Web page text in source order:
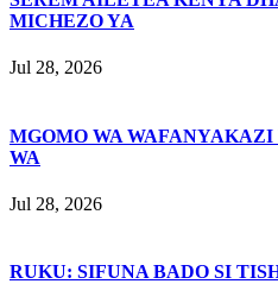
MICHEZO YA
Jul 28, 2026
MGOMO WA WAFANYAKAZI
WA
Jul 28, 2026
RUKU: SIFUNA BADO SI